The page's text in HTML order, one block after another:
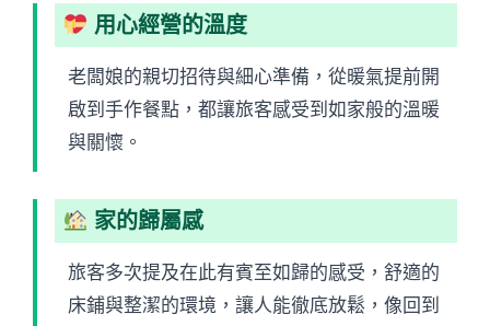
用心經營的溫度
老闆娘的親切招待與細心準備，從暖氣提前開
啟到手作餐點，都讓旅客感受到如家般的溫暖
與關懷。
家的歸屬感
旅客多次提及在此有賓至如歸的感受，舒適的
床鋪與整潔的環境，讓人能徹底放鬆，像回到